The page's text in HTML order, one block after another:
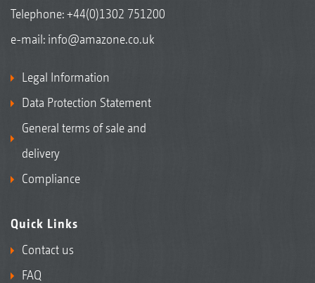
Telephone:+44(0)1302 751200
e-mail: info@amazone.co.uk
Legal Information
Data Protection Statement
General terms of sale and
delivery
Compliance
Quick Links
Contact us
FAQ